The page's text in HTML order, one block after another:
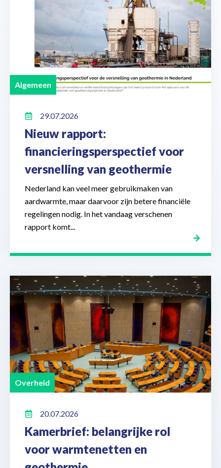
Algemeen
29.07.2026
Nieuw rapport:
financieringsperspectief voor
versnelling van geothermie
Nederland kan veel meer gebruikmaken van
aardwarmte, maar daarvoor zijn betere financiële
regelingen nodig. In het vandaag verschenen
rapport komt...
Overheid
20.07.2026
Kamerbrief: belangrijke rol
voor warmtenetten en